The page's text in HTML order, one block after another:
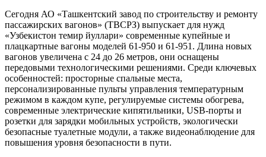
Сегодня АО «Ташкентский завод по строительству и ремонту
пассажирских вагонов» (ТВСРЗ) выпускает для нужд
«Узбекистон темир йуллари» современные купейные и
плацкартные вагоны моделей 61-950 и 61-951. Длина новых
вагонов увеличена с 24 до 26 метров, они оснащены
передовыми технологическими решениями. Среди ключевых
особенностей: просторные спальные места,
персонализированные пульты управления температурным
режимом в каждом купе, регулируемые системы обогрева,
современные электрические кипятильники, USB-порты и
розетки для зарядки мобильных устройств, экологически
безопасные туалетные модули, а также видеонаблюдение для
повышения уровня безопасности в пути.